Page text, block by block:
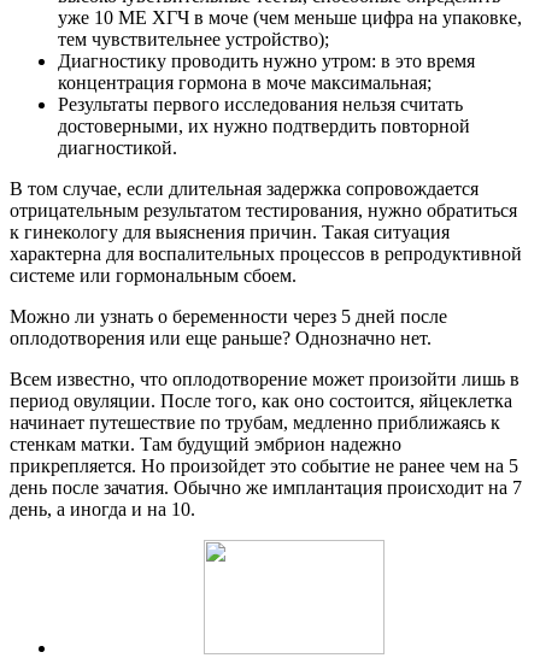
уже 10 МЕ ХГЧ в моче (чем меньше цифра на упаковке,
тем чувствительнее устройство);
Диагностику проводить нужно утром: в это время
концентрация гормона в моче максимальная;
Результаты первого исследования нельзя считать
достоверными, их нужно подтвердить повторной
диагностикой.
В том случае, если длительная задержка сопровождается
отрицательным результатом тестирования, нужно обратиться
к гинекологу для выяснения причин. Такая ситуация
характерна для воспалительных процессов в репродуктивной
системе или гормональным сбоем.
Можно ли узнать о беременности через 5 дней после
оплодотворения или еще раньше? Однозначно нет.
Всем известно, что оплодотворение может произойти лишь в
период овуляции. После того, как оно состоится, яйцеклетка
начинает путешествие по трубам, медленно приближаясь к
стенкам матки. Там будущий эмбрион надежно
прикрепляется. Но произойдет это событие не ранее чем на 5
день после зачатия. Обычно же имплантация происходит на 7
день, а иногда и на 10.